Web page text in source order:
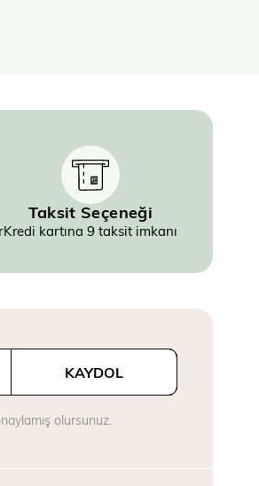
Taksit Seçeneği
Kredi kartına 9 taksit imkanı
KAYDOL
olursunuz.